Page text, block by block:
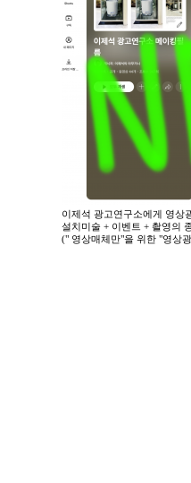
이제석 광고연구소에게 영상
설치미술 + 이벤트 + 촬영의
(" 영상매체만"을 위한 "영상